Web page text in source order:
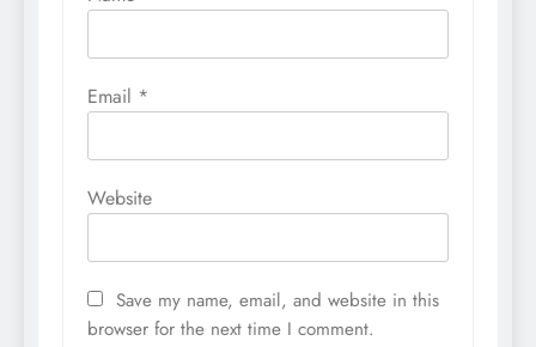
Email *
Website
Save my name, email, and website in this
browser for the next time I comment.